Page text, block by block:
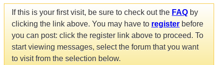
If this is your first visit, be sure to check out the FAQ by
clicking the link above. You may have to register before
you can post: click the register link above to proceed. To
start viewing messages, select the forum that you want
to visit from the selection below.